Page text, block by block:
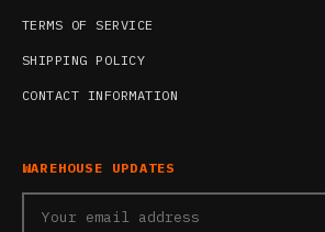
TERMS OF SERVICE
SHIPPING POLICY
CONTACT INFORMATION
WAREHOUSE UPDATES